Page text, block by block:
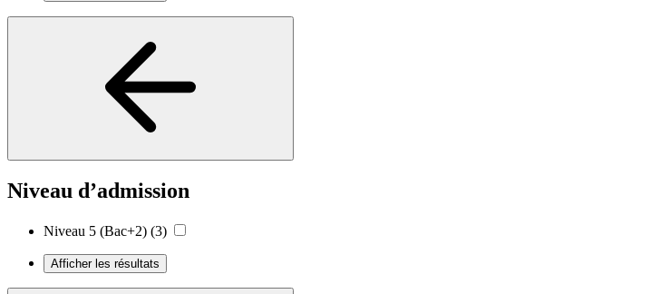
Niveau d’admission
Niveau 5 (Bac+2) (3)
Afficher les résultats